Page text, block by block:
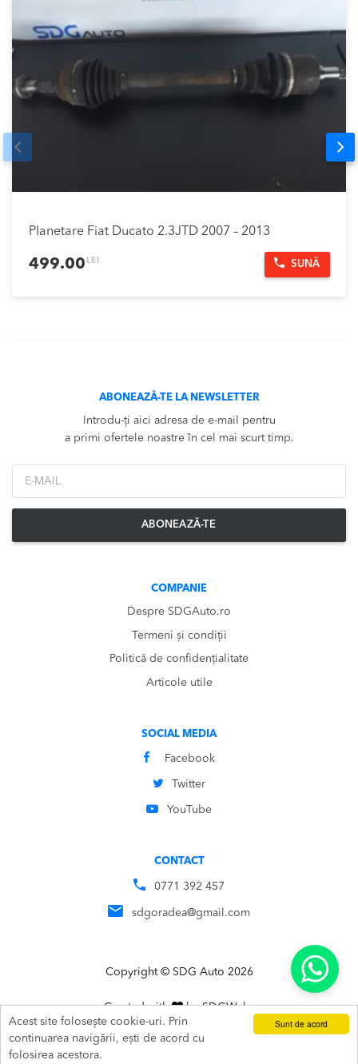
Sunt de acord
Acest site folosește cookie-uri. Prin
continuarea navigării, ești de acord cu
folosirea acestora.
Planetare Fiat Ducato 2.3JTD 2007 – 2013
499.00 LEI SUNĂ
Prev
ABONEAZĂ-TE LA NEWSLETTER
Introdu-ți aici adresa de e-mail pentru
a primi ofertele noastre în cel mai scurt timp.
ABONEAZĂ-TE
COMPANIE
Despre SDGAuto.ro
Termeni și condiții
Politică de confidențialitate
Articole utile
SOCIAL MEDIA
Facebook
Twitter
YouTube
CONTACT
0771 392 457
sdgoradea@gmail.com
Copyright © SDG Auto 2026
Created with bySDGWebs
ADAUGĂ ÎN COȘ